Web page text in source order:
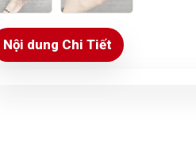
Nội dung Chi Tiết